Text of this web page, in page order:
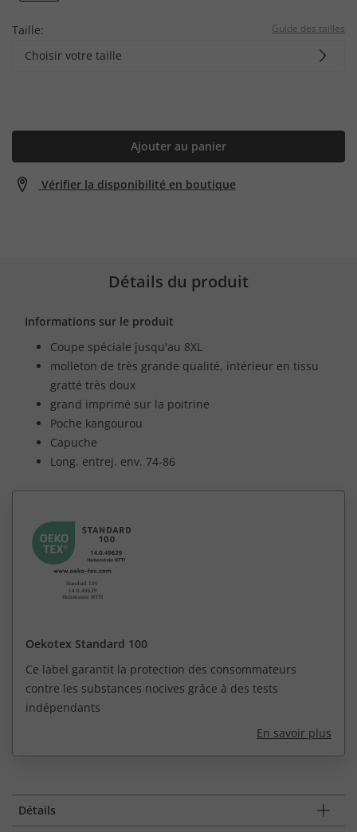
Taille: Guide des tailles
Choisir votre taille
Ajouter au panier
Vérifier la disponibilité en boutique
Détails du produit
Informations sur le produit
Coupe spéciale jusqu'au 8XL
molleton de très grande qualité, intérieur en tissu
gratté très doux
grand imprimé sur la poitrine
Poche kangourou
Capuche
Long. entrej. env. 74-86
Oekotex Standard 100
Ce label garantit la protection des consommateurs
contre les substances nocives grâce à des tests
indépendants
En savoir plus
Détails